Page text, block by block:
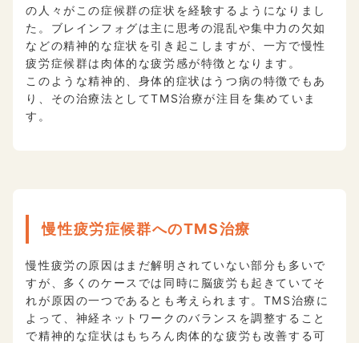
の人々がこの症候群の症状を経験するようになりまし
た。ブレインフォグは主に思考の混乱や集中力の欠如
などの精神的な症状を引き起こしますが、一方で慢性
疲労症候群は肉体的な疲労感が特徴となります。
このような精神的、身体的症状はうつ病の特徴でもあ
り、その治療法としてTMS治療が注目を集めていま
す。
慢性疲労症候群へのTMS治療
慢性疲労の原因はまだ解明されていない部分も多いで
すが、多くのケースでは同時に脳疲労も起きていてそ
れが原因の一つであるとも考えられます。TMS治療に
よって、神経ネットワークのバランスを調整すること
で精神的な症状はもちろん肉体的な疲労も改善する可